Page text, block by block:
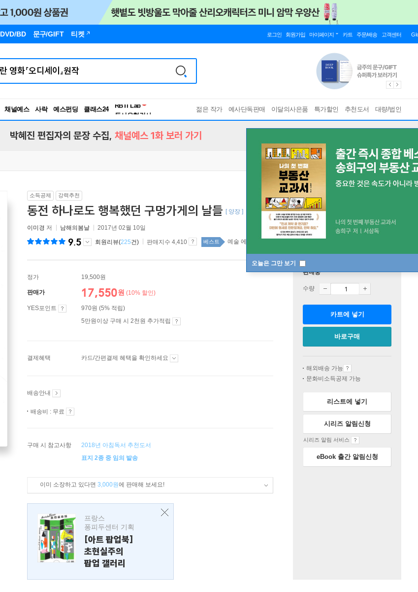
DVD/BD 문구/GIFT 티켓 로그인 회원가입 마이페이지 카트 주문/배송 고객센터
채널예스 사락 예스펀딩 클래스24
독서유형검사
젊은 작가 예사단독판매 이달의사은품 특가할인 추천도서 대량/법인
오늘은 그만 보기
박혜진 편집자의 문장 수집, 채널예스 1화 보러 가기
소득공제 강력추천
동전 하나로도 행복했던 구멍가게의 날들 [ 양장 ]
이미경 저 남해의봄날 2017년 02월 10일
9.5 회원리뷰(225건) 판매지수 4,410 베스트 예술 에세이 37위
정가 19,500원
판매가 17,550원 (10% 할인)
YES포인트
970원 (5% 적립)
5만원이상 구매 시 2천원 추가적립
결제혜택 카드/간편결제 혜택을 확인하세요
배송안내
배송비 : 무료
구매 시 참고사항
2018년 아침독서 추천도서
표지 2종 중 임의 발송
이미 소장하고 있다면 3,000원에 판매해 보세요!
프랑스
퐁피두센터 기획
[아트 팝업북]
초현실주의
팝업 갤러리
판매중
수량
카트에 넣기
바로구매
해외배송 가능
문화비소득공제 가능
리스트에 넣기
시리즈 알림신청
시리즈 알림 서비스
eBook 출간 알림신청